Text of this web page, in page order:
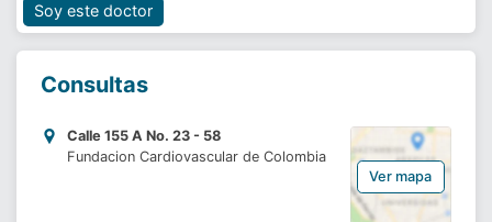
¿Eres un doctor?
Soy este doctor
Consultas
Calle 155 A No. 23 - 58
Fundacion Cardiovascular de Colombia
Ver mapa